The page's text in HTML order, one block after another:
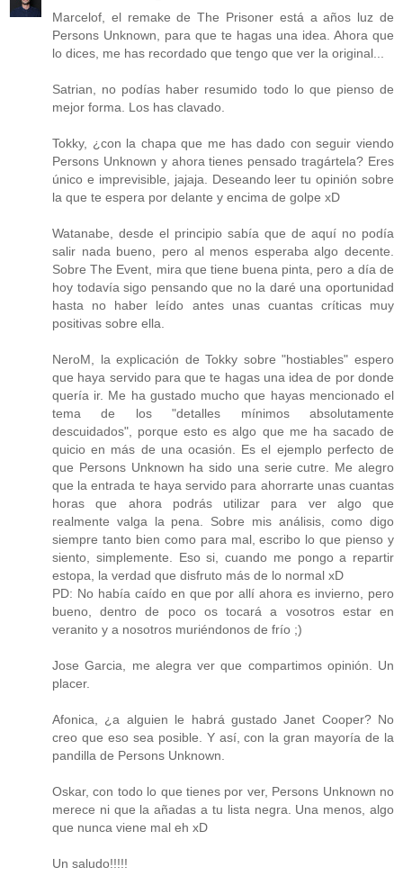
Marcelof, el remake de The Prisoner está a años luz de
Persons Unknown, para que te hagas una idea. Ahora que
lo dices, me has recordado que tengo que ver la original...
Satrian, no podías haber resumido todo lo que pienso de
mejor forma. Los has clavado.
Tokky, ¿con la chapa que me has dado con seguir viendo
Persons Unknown y ahora tienes pensado tragártela? Eres
único e imprevisible, jajaja. Deseando leer tu opinión sobre
la que te espera por delante y encima de golpe xD
Watanabe, desde el principio sabía que de aquí no podía
salir nada bueno, pero al menos esperaba algo decente.
Sobre The Event, mira que tiene buena pinta, pero a día de
hoy todavía sigo pensando que no la daré una oportunidad
hasta no haber leído antes unas cuantas críticas muy
positivas sobre ella.
NeroM, la explicación de Tokky sobre "hostiables" espero
que haya servido para que te hagas una idea de por donde
quería ir. Me ha gustado mucho que hayas mencionado el
tema de los "detalles mínimos absolutamente
descuidados", porque esto es algo que me ha sacado de
quicio en más de una ocasión. Es el ejemplo perfecto de
que Persons Unknown ha sido una serie cutre. Me alegro
que la entrada te haya servido para ahorrarte unas cuantas
horas que ahora podrás utilizar para ver algo que
realmente valga la pena. Sobre mis análisis, como digo
siempre tanto bien como para mal, escribo lo que pienso y
siento, simplemente. Eso si, cuando me pongo a repartir
estopa, la verdad que disfruto más de lo normal xD
PD: No había caído en que por allí ahora es invierno, pero
bueno, dentro de poco os tocará a vosotros estar en
veranito y a nosotros muriéndonos de frío ;)
Jose Garcia, me alegra ver que compartimos opinión. Un
placer.
Afonica, ¿a alguien le habrá gustado Janet Cooper? No
creo que eso sea posible. Y así, con la gran mayoría de la
pandilla de Persons Unknown.
Oskar, con todo lo que tienes por ver, Persons Unknown no
merece ni que la añadas a tu lista negra. Una menos, algo
que nunca viene mal eh xD
Un saludo!!!!!